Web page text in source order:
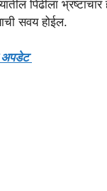
पिढीला
सवय होईल.
अपडेट